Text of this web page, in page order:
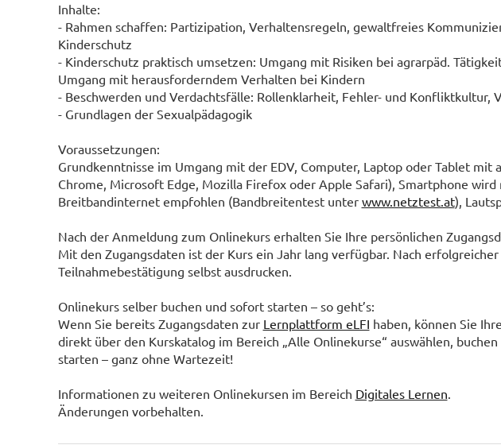
Inhalte:
- Rahmen schaffen: Partizipation, Verhaltensregeln, gewaltfreies
Kinderschutz
- Kinderschutz praktisch umsetzen: Umgang mit Risiken bei agrarpäd.
Umgang mit herausforderndem Verhalten bei Kindern
- Beschwerden und Verdachtsfälle: Rollenklarheit, Fehler- und Konfliktkultur,
- Grundlagen der Sexualpädagogik
Voraussetzungen:
Grundkenntnisse im Umgang mit der EDV, Computer, Laptop oder Tablet mit
Chrome, Microsoft Edge, Mozilla Firefox oder Apple Safari), Smartphone
Breitbandinternet empfohlen (Bandbreitentest unter www.netztest.at),
Nach der Anmeldung zum Onlinekurs erhalten Sie Ihre persönlichen
Mit den Zugangsdaten ist der Kurs ein Jahr lang verfügbar. Nach
Teilnahmebestätigung selbst ausdrucken.
Onlinekurs selber buchen und sofort starten – so geht’s:
Wenn Sie bereits Zugangsdaten zur Lernplattform eLFI haben, können Sie
direkt über den Kurskatalog im Bereich „Alle Onlinekurse“ auswählen,
starten – ganz ohne Wartezeit!
Informationen zu weiteren Onlinekursen im Bereich Digitales Lernen.
Änderungen vorbehalten.